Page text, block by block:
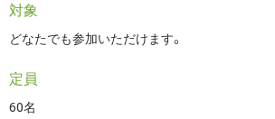
対象
どなたでも参加いただけます。
定員
60名